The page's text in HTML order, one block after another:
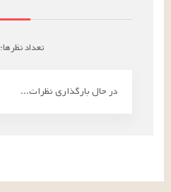
تعداد نظرها:
در حال بارگذاری نظرات...